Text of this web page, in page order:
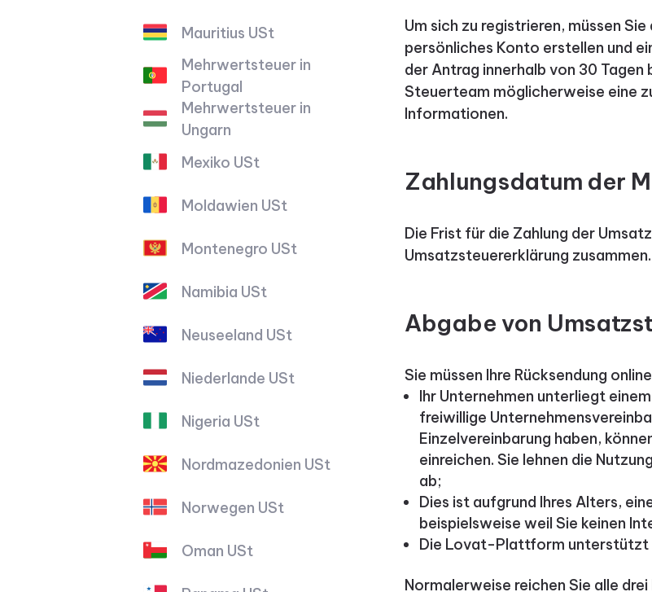
Mauritius USt
Mehrwertsteuer in
Portugal
Mehrwertsteuer in
Ungarn
Mexiko USt
Moldawien USt
Montenegro USt
Namibia USt
Neuseeland USt
Niederlande USt
Nigeria USt
Nordmazedonien USt
Norwegen USt
Oman USt
Um sich zu registrieren, müssen
persönliches Konto erstellen und
der Antrag innerhalb von 30
Steuerteam möglicherweise eine
Informationen.
Zahlungsdatum der
Die Frist für die Zahlung der
Umsatzsteuererklärung zusammen.
Abgabe von
Sie müssen Ihre Rücksendung
Ihr Unternehmen unterliegt
freiwillige
Einzelvereinbarung haben,
einreichen. Sie lehnen die
ab;
Dies ist aufgrund Ihres Alters,
beispielsweise weil Sie keinen
Die Lovat-Plattform unterstützt
Normalerweise reichen Sie alle